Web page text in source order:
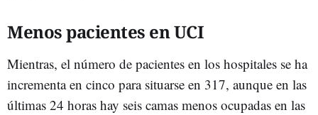
Menos pacientes en UCI
Mientras, el número de pacientes en los hospitales se ha
incrementa en cinco para situarse en 317, aunque en las
últimas 24 horas hay seis camas menos ocupadas en las